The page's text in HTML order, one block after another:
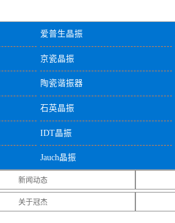
爱普生晶振
京瓷晶振
陶瓷谐振器
石英晶振
IDT晶振
Jauch晶振
美国日蚀晶振
美国Pletronics晶振
新闻动态
关于冠杰